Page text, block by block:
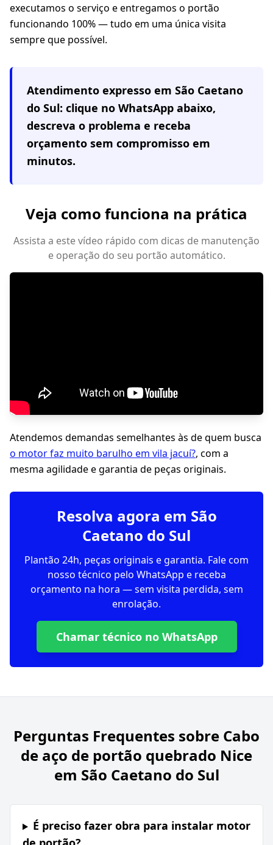
executamos o serviço e entregamos o portão
funcionando 100% — tudo em uma única visita
sempre que possível.
Atendimento expresso em São Caetano
do Sul: clique no WhatsApp abaixo,
descreva o problema e receba
orçamento sem compromisso em
minutos.
Veja como funciona na prática
Assista a este vídeo rápido com dicas de manutenção
e operação do seu portão automático.
Atendemos demandas semelhantes às de quem busca
o motor faz muito barulho em vila jacuí?, com a
mesma agilidade e garantia de peças originais.
Resolva agora em São
Caetano do Sul
Plantão 24h, peças originais e garantia. Fale com
nosso técnico pelo WhatsApp e receba
orçamento na hora — sem visita perdida, sem
enrolação.
Chamar técnico no WhatsApp
Perguntas Frequentes sobre Cabo
de aço de portão quebrado Nice
em São Caetano do Sul
É preciso fazer obra para instalar motor